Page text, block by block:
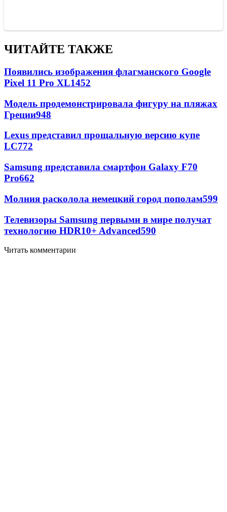
ЧИТАЙТЕ ТАКЖЕ
Появились изображения флагманского Google
Pixel 11 Pro XL1452
Модель продемонстрировала фигуру на пляжах
Греции948
Lexus представил прощальную версию купе
LC772
Samsung представила смартфон Galaxy F70
Pro662
Молния расколола немецкий город пополам599
Телевизоры Samsung первыми в мире получат
технологию HDR10+ Advanced590
Читать комментарии